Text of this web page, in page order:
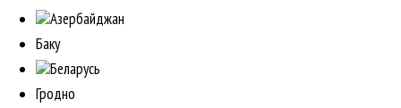
Азербайджан
Баку
Беларусь
Гродно